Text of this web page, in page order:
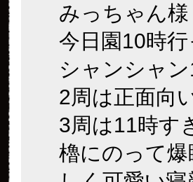
みっちゃん様
今日園10時
シャンシャ
2周は正面向
3周は11時す
櫓にのって